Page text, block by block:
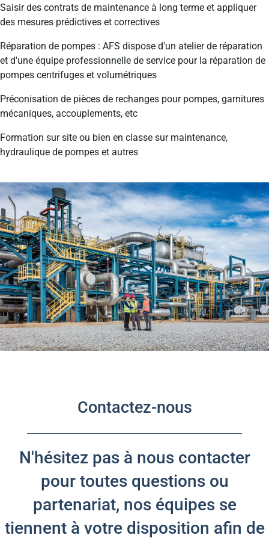
Saisir des contrats de maintenance à long terme et appliquer
des mesures prédictives et correctives
Réparation de pompes : AFS dispose d'un atelier de réparation
et d'une équipe professionnelle de service pour la réparation de
pompes centrifuges et volumétriques
Préconisation de pièces de rechanges pour pompes, garnitures
mécaniques, accouplements, etc
Formation sur site ou bien en classe sur maintenance,
hydraulique de pompes et autres
Contactez-nous
N'hésitez pas à nous contacter
pour toutes questions ou
partenariat, nos équipes se
tiennent à votre disposition afin de